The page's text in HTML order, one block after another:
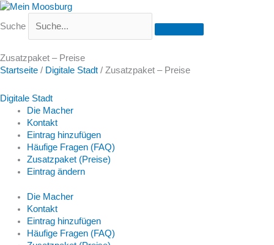
Suche
Zusatzpaket – Preise
Startseite / Digitale Stadt / Zusatzpaket – Preise
Digitale Stadt
Die Macher
Kontakt
Eintrag hinzufügen
Häufige Fragen (FAQ)
Zusatzpaket (Preise)
Eintrag ändern
Die Macher
Kontakt
Eintrag hinzufügen
Häufige Fragen (FAQ)